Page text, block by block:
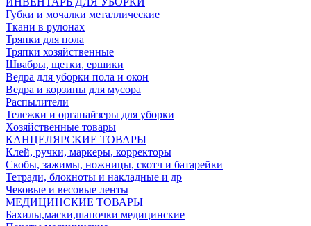
Губки и мочалки металлические
Ткани в рулонах
Тряпки для пола
Тряпки хозяйственные
Швабры, щетки, ершики
Ведра для уборки пола и окон
Ведра и корзины для мусора
Распылители
Тележки и органайзеры для уборки
Хозяйственные товары
КАНЦЕЛЯРСКИЕ ТОВАРЫ
Клей, ручки, маркеры, корректоры
Скобы, зажимы, ножницы, скотч и батарейки
Тетради, блокноты и накладные и др
Чековые и весовые ленты
МЕДИЦИНСКИЕ ТОВАРЫ
Бахилы,маски,шапочки медицинские